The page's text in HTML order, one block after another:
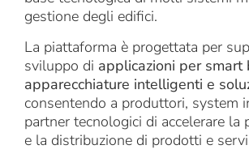
gestione degli edifici.
La piattaforma è progettata per
sviluppo di applicazioni per smart
apparecchiature intelligenti e
consentendo a produttori, system
partner tecnologici di accelerare la
e la distribuzione di prodotti e